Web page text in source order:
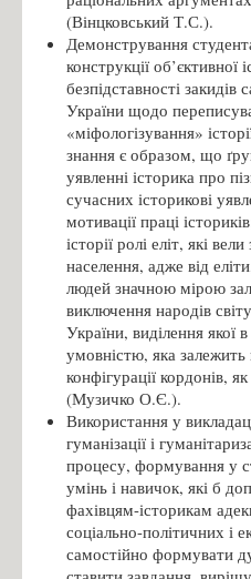
(Вінцковський Т.С.).
Демонстрування
конструкції об’єктивної
безпідставності закидів
України щодо
«міфологізування»
знання є образом, що
уявленні історика про
сучасних історикові
мотивації праці
історії ролі еліт, які
населення, адже від
людей значною мірою
виключення народів
України, виділення якої
умовністю, яка
конфігурації кордонів,
(Музичко О.Є.).
Використання у
гуманізації і
процесу, формування у
умінь і навичок, які б
фахівцям-історикам
соціально-політичних і
самостійно формувати